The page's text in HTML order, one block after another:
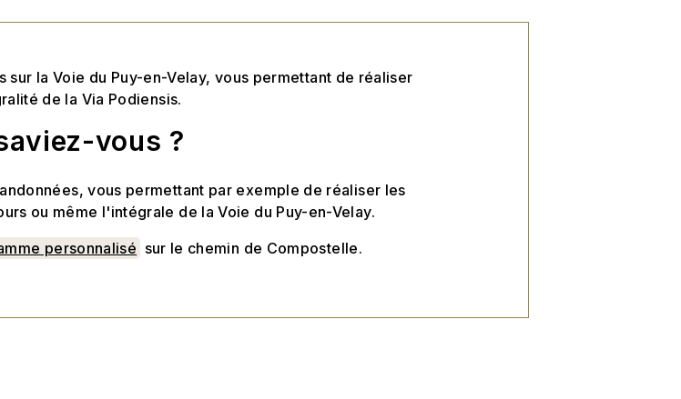
la Voie du Puy-en-Velay, vous permettant de réaliser
de la Via Podiensis.
vous ?
vous permettant par exemple de réaliser les
ou même l'intégrale de la Voie du Puy-en-Velay.
personnalisé sur le chemin de Compostelle.